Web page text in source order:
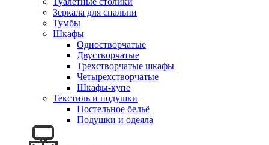
Зеркала для спальни
Тумбы
Шкафы
Одностворчатые
Двустворчатые
Трехстворчатые шкафы
Четырехстворчатые
Шкафы-купе
Текстиль и подушки
Постельное бельё
Подушки и одеяла